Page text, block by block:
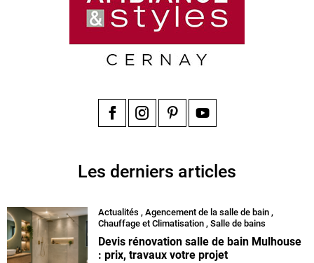
Les derniers articles
Actualités , Agencement de la salle de bain ,
Chauffage et Climatisation , Salle de bains
Devis rénovation salle de bain Mulhouse
: prix, travaux votre projet